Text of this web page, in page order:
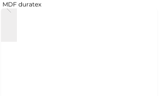
MDF duratex